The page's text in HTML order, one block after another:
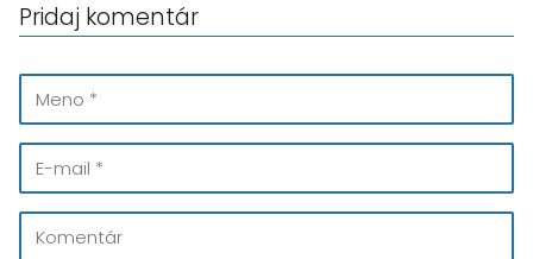
Pridaj komentár